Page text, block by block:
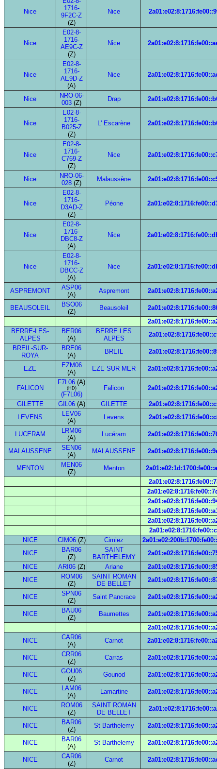
Nice
1716-
9F2C-Z
(Z)
Nice
Nice
E02-8-
1716-
AE9C-Z
(Z)
Nice
Nice
E02-8-
1716-
AE9D-Z
(A)
Nice
Nice
NRO-06-
003 (Z)
Drap
Nice
E02-8-
1716-
B025-Z
(Z)
L' Escarène
Nice
E02-8-
1716-
C769-Z
(Z)
Nice
Nice
NRO-06-
028 (Z)
Malaussène
Nice
E02-8-
1716-
D3AD-Z
(Z)
Péone
Nice
E02-8-
1716-
DBC8-Z
(A)
Nice
Nice
E02-8-
1716-
DBCC-Z
(A)
Nice
ASPREMONT
ASP06
(A)
Aspremont
BEAUSOLEIL
BSO06
(Z)
Beausoleil
BERRE-LES-
ALPES
BER06
(A)
BERRE LES
ALPES
BREIL-SUR-
ROYA
BRE06
(A)
BREIL
EZE
EZM06
(A)
EZE SUR MER
FALICON
F7L06 (A)
(HD)
(F7L06)
Falicon
GILETTE GIL06(A) GILETTE
LEVENS
LEV06
(A)
Levens
LUCERAM
LRM06
(A)
Lucéram
MALAUSSENE
SEN06
(A)
MALAUSSENE
MENTON
MEN06
(Z)
Menton
NICE
CIM06(Z) Cimiez
NICE
BAR06
(Z)
SAINT
BARTHELEMY
NICE
ARI06(Z) Ariane
NICE
ROM06
(Z)
SAINT ROMAN
DE BELLET
NICE
SPN06
(Z)
Saint Pancrace
NICE
BAU06
(Z)
Baumettes
NICE
CAR06
(A)
Carnot
NICE
CRR06
(Z)
Carras
NICE
GOU06
(Z)
Gounod
NICE
LAM06
(A)
Lamartine
NICE
ROM06
(Z)
SAINT ROMAN
DE BELLET
NICE
BAR06
(Z)
St Barthelemy
NICE
BAR06
(A)
St Barthelemy
NICE
CAR06
(Z)
Carnot